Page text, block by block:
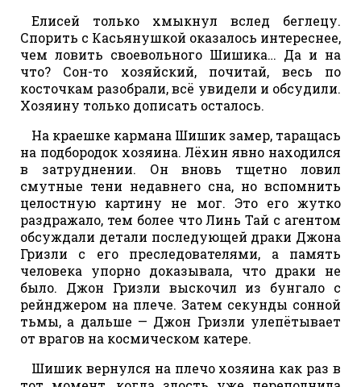
Елисей только хмыкнул вслед беглецу.
Спорить с Касьянушкой оказалось интереснее,
чем ловить своевольного Шишика… Да и на
что? Сон-то хозяйский, почитай, весь по
косточкам разобрали, всё увидели и обсудили.
Хозяину только дописать осталось.
На краешке кармана Шишик замер, таращась
на подбородок хозяина. Лёхин явно находился
в затруднении. Он вновь тщетно ловил
смутные тени недавнего сна, но вспомнить
целостную картину не мог. Это его жутко
раздражало, тем более что Линь Тай с агентом
обсуждали детали последующей драки Джона
Гризли с его преследователями, а память
человека упорно доказывала, что драки не
было. Джон Гризли выскочил из бунгало с
рейнджером на плече. Затем секунды сонной
тьмы, а дальше — Джон Гризли улепётывает
от врагов на космическом катере.
Шишик вернулся на плечо хозяина как раз в